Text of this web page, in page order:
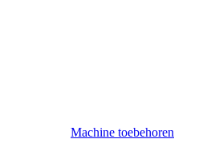
Machine toebehoren